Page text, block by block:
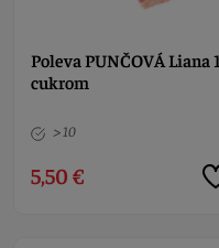
Poleva PUNČOVÁ Liana
cukrom
> 10
5,50 €